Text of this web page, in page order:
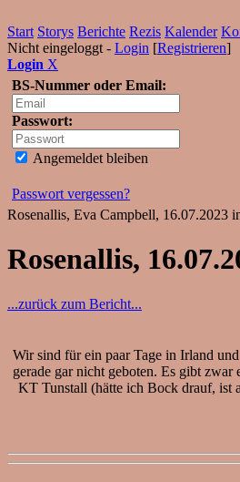
Start Storys Berichte Rezis Kalender
Nicht eingeloggt - Login [Registrieren]
Login X
BS-Nummer oder Email:
Passwort:
Angemeldet bleiben
Passwort vergessen?
Rosenallis, Eva Campbell,
Rosenallis,
...zurück zum Bericht...
Wir sind für ein paar Tage in Irland
gerade gar nicht geboten. Es gibt
KT Tunstall (hätte ich Bock drauf, ist